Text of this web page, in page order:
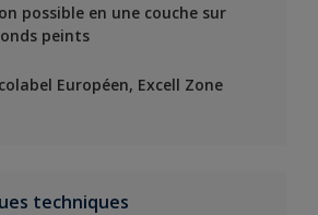
possible en une couche sur
peints
Européen, Excell Zone
techniques